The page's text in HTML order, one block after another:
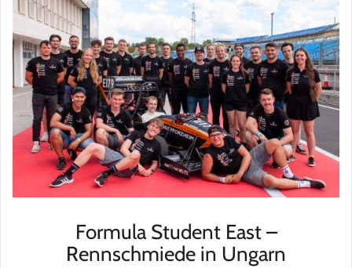
Formula Student East –
Rennschmiede in Ungarn